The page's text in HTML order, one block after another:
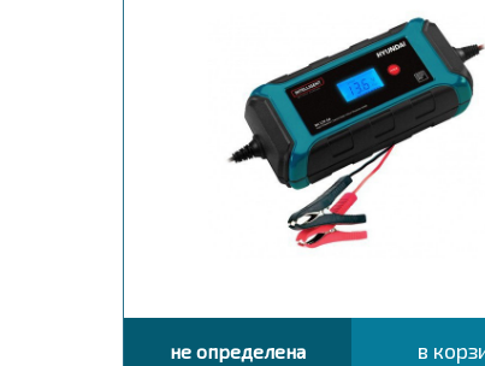
не определена в